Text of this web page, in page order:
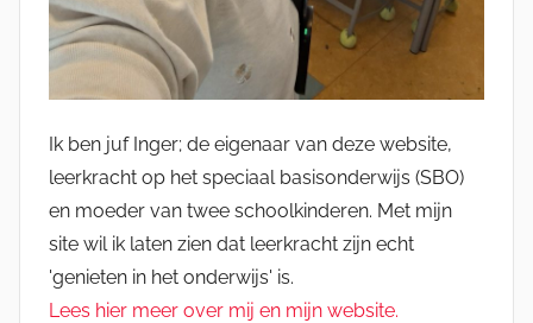
Ik ben juf Inger; de eigenaar van deze website,
leerkracht op het speciaal basisonderwijs (SBO)
en moeder van twee schoolkinderen. Met mijn
site wil ik laten zien dat leerkracht zijn echt
'genieten in het onderwijs' is.
Lees hier meer over mij en mijn website.